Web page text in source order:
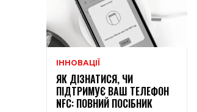
ІННОВАЦІЇ
ЯК ДІЗНАТИСЯ, ЧИ
ПІДТРИМУЄ ВАШ ТЕЛЕФОН
NFC: ПОВНИЙ ПОСІБНИК